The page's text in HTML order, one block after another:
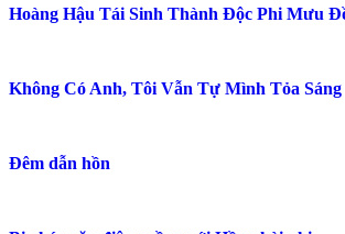
Hoàng Hậu Tái Sinh Thành Độc Phi Mưu
Không Có Anh, Tôi Vẫn Tự Mình Tỏa Sáng
Đêm dẫn hồn